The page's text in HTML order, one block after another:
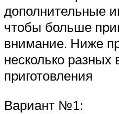
дополнительные
чтобы больше
внимание. Ниже
несколько разных
приготовления
Вариант №1: